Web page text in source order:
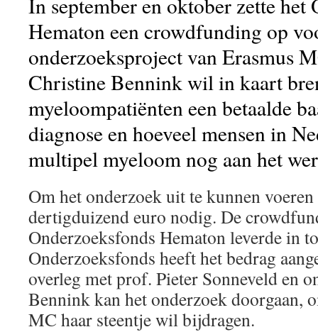
Hematon een crowdfunding op
onderzoeksproject van Erasmus
Christine Bennink wil in kaart
myeloompatiënten een betaalde
diagnose en hoeveel mensen in
multipel myeloom nog aan het
Om het onderzoek uit te kunnen
dertigduizend euro nodig. De
Onderzoeksfonds Hematon leverde in
Onderzoeksfonds heeft het bedrag
overleg met prof. Pieter Sonneveld en
Bennink kan het onderzoek doorgaan,
MC haar steentje wil bijdragen.